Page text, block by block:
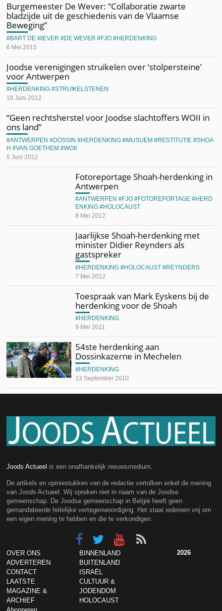
Burgemeester De Wever: “Collaboratie zwarte
bladzijde uit de geschiedenis van de Vlaamse
Beweging”
6 Mei 2015
BART DE WEVER DE WEVER FJO HERDENKING
Joodse verenigingen struikelen over ‘stolpersteine’
voor Antwerpen
18 Juni 2012
HERDENKING STRUIKELSTENEN
“Geen rechtsherstel voor Joodse slachtoffers WOII in
ons land”
5 Juni 2012
ANTWERPEN DOSSIN HERDENKING MUSUEM RESTITUTIE
SHOA
H
VAN GOETHEM WOII
Fotoreportage Shoah-herdenking in
Antwerpen
8 Mei 2012
ANTWERPEN FJO FOTOREPORTAGE
HERD
ENKING
HOLOCAUST
Jaarlijkse Shoah-herdenking met
minister Didier Reynders als
gastspreker
7 Mei 2012
HERDENKING HOLOCAUST REYNDERS
Toespraak van Mark Eyskens bij de
herdenking voor de Shoah
9 Mei 2011
HERDENKING
54ste herdenking aan
Dossinkazerne in Mechelen
13 September 2010
HERDENKING
Joods Actueel is een onafhankelijk nieuwsmedium.
De artikels en opiniestukken van de redactie vertolken enkel de mening
van Joods Actueel. Wij spreken niet in naam van de Joodse
gemeenschap. De Joodse gemeenschap in België heeft geen
gemandateerde feitelijke vertegenwoordiging. Het staat iedereen vrij om
een eigen mening te hebben en die te verkondigen.
OVER ONS
ADVERTEREN
CONTACT
LAATSTE
MAGAZINE &
ARCHIEF
BINNENLAND
BUITENLAND
ISRAËL
CULTUUR &
JODENDOM
HOLOCAUST
2026